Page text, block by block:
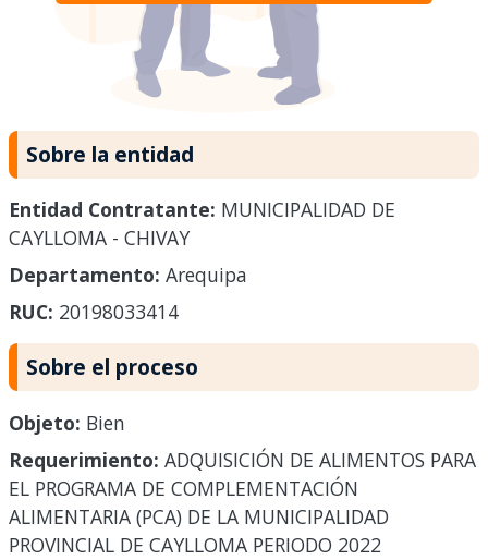
Sobre la entidad
Entidad Contratante: MUNICIPALIDAD DE
CAYLLOMA - CHIVAY
Departamento: Arequipa
RUC: 20198033414
Sobre el proceso
Objeto: Bien
Requerimiento: ADQUISICIÓN DE ALIMENTOS PARA
EL PROGRAMA DE COMPLEMENTACIÓN
ALIMENTARIA (PCA) DE LA MUNICIPALIDAD
PROVINCIAL DE CAYLLOMA PERIODO 2022